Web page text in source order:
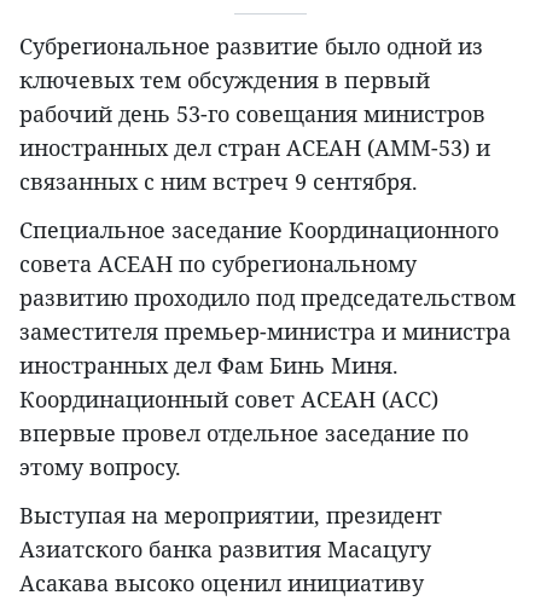
Субрегиональное развитие было одной из
ключевых тем обсуждения в первый
рабочий день 53-го совещания министров
иностранных дел стран АСЕАН (AMM-53) и
связанных с ним встреч 9 сентября.
Специальное заседание Координационного
совета АСЕАН по субрегиональному
развитию проходило под председательством
заместителя премьер-министра и министра
иностранных дел Фам Бинь Миня.
Координационный совет АСЕАН (ACC)
впервые провел отдельное заседание по
этому вопросу.
Выступая на мероприятии, президент
Азиатского банка развития Масацугу
Асакава высоко оценил инициативу